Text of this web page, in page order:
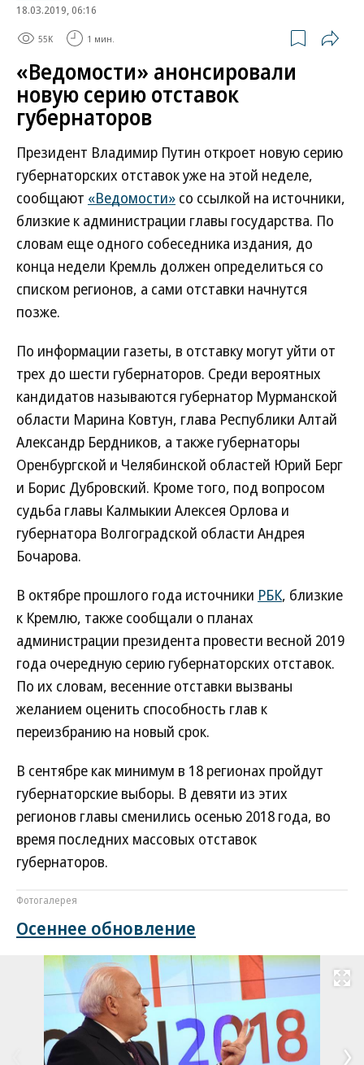
18.03.2019, 06:16
55K 1 мин.
«Ведомости» анонсировали
новую серию отставок
губернаторов
Президент Владимир Путин откроет новую серию
губернаторских отставок уже на этой неделе,
сообщают «Ведомости» со ссылкой на источники,
близкие к администрации главы государства. По
словам еще одного собеседника издания, до
конца недели Кремль должен определиться со
списком регионов, а сами отставки начнутся
позже.
По информации газеты, в отставку могут уйти от
трех до шести губернаторов. Среди вероятных
кандидатов называются губернатор Мурманской
области Марина Ковтун, глава Республики Алтай
Александр Бердников, а также губернаторы
Оренбургской и Челябинской областей Юрий Берг
и Борис Дубровский. Кроме того, под вопросом
судьба главы Калмыкии Алексея Орлова и
губернатора Волгоградской области Андрея
Бочарова.
В октябре прошлого года источники РБК, близкие
к Кремлю, также сообщали о планах
администрации президента провести весной 2019
года очередную серию губернаторских отставок.
По их словам, весенние отставки вызваны
желанием оценить способность глав к
переизбранию на новый срок.
В сентябре как минимум в 18 регионах пройдут
губернаторские выборы. В девяти из этих
регионов главы сменились осенью 2018 года, во
время последних массовых отставок
губернаторов.
Фотогалерея
Осеннее обновление
Развернуть